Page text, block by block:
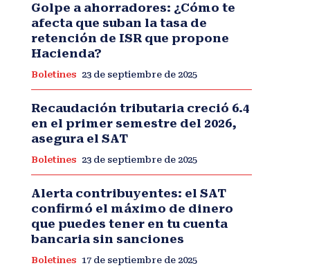
Golpe a ahorradores: ¿Cómo te
afecta que suban la tasa de
retención de ISR que propone
Hacienda?
Boletines 23 de septiembre de 2025
Recaudación tributaria creció 6.4
en el primer semestre del 2026,
asegura el SAT
Boletines 23 de septiembre de 2025
Alerta contribuyentes: el SAT
confirmó el máximo de dinero
que puedes tener en tu cuenta
bancaria sin sanciones
Boletines 17 de septiembre de 2025